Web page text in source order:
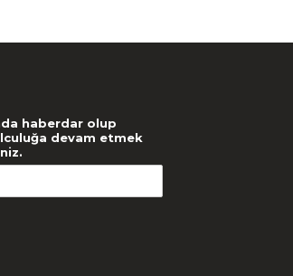
haberdar olup
devam etmek